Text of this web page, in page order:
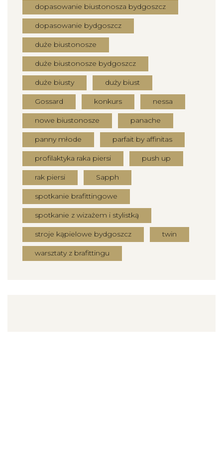
dopasowanie biustonosza bydgoszcz
dopasowanie bydgoszcz
duże biustonosze
duże biustonosze bydgoszcz
duże biusty duży biust
Gossard konkurs nessa
nowe biustonosze panache
panny młode parfait by affinitas
profilaktyka raka piersi push up
rak piersi Sapph
spotkanie brafittingowe
spotkanie z wizażem i stylistką
stroje kąpielowe bydgoszcz twin
warsztaty z brafittingu